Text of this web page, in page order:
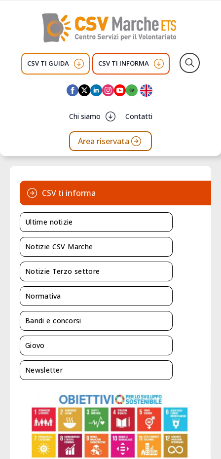
CSV TI GUIDA CSV TI INFORMA
Chi siamo Contatti
Area riservata
CSV ti informa
Ultime notizie
Notizie CSV Marche
Notizie Terzo settore
Normativa
Bandi e concorsi
Giovo
Newsletter